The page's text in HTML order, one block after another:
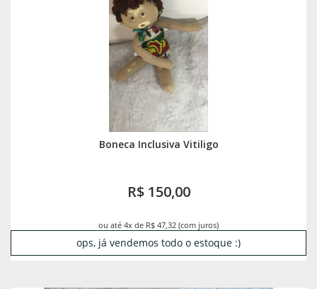
Boneca Inclusiva Vitiligo
R$ 150,00
ou até 4x de R$ 47,32 (com juros)
ops, já vendemos todo o estoque :)